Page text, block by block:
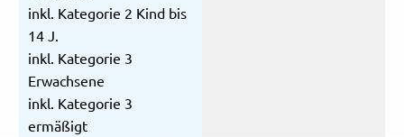
inkl. Kategorie 2 Kind bis
14 J.
inkl. Kategorie 3
Erwachsene
inkl. Kategorie 3
ermäßigt